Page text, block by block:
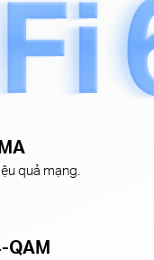
quả mạng.
QAM